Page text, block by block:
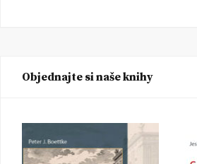
Objednajte si naše knihy